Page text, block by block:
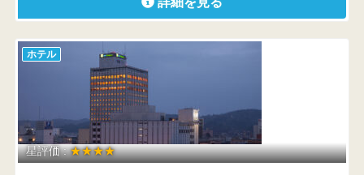
ホテル
星評価 :★★★★